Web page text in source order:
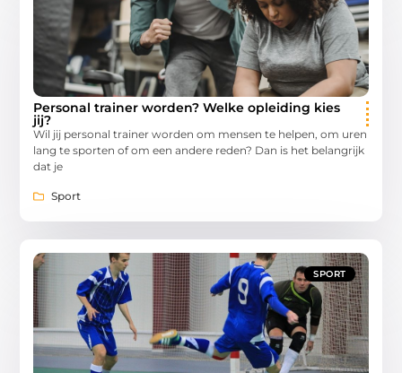
Personal trainer worden? Welke opleiding kies
jij?
Wil jij personal trainer worden om mensen te helpen, om uren
lang te sporten of om een andere reden? Dan is het belangrijk
dat je
Sport
SPORT